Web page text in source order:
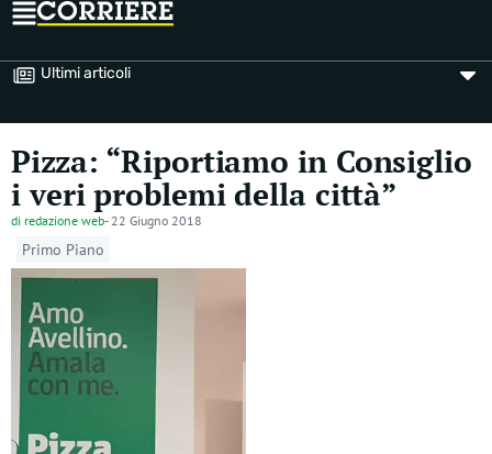
Ultimi articoli
Pizza: “Riportiamo in Consiglio
i veri problemi della città”
di redazione web- 22 Giugno 2018
Primo Piano